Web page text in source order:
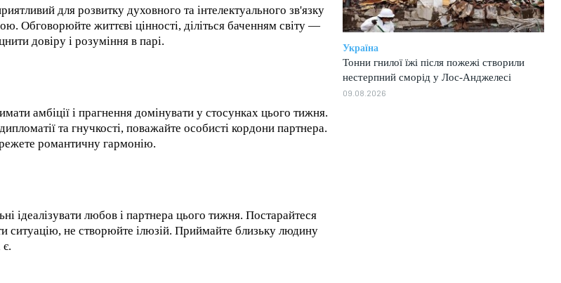
для розвитку духовного та інтелектуального зв'язку
Обговорюйте життєві цінності, діліться баченням світу —
довіру і розуміння в парі.
амбіції і прагнення домінувати у стосунках цього тижня.
та гнучкості, поважайте особисті кордони партнера.
романтичну гармонію.
ідеалізувати любов і партнера цього тижня. Постарайтеся
ситуацію, не створюйте ілюзій. Приймайте близьку людину
Україна
Тонни гнилої їжі після пожежі створили
нестерпний сморід у Лос-Анджелесі
09.08.2026